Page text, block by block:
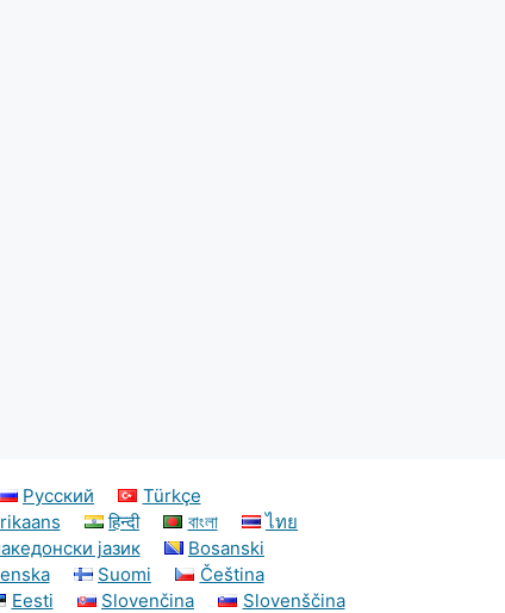
Русский
Türkçe
हिन्दी বাংলা
ไทย
јазик
Bosanski
Suomi
Čeština
Eesti Slovenčina Slovenščina